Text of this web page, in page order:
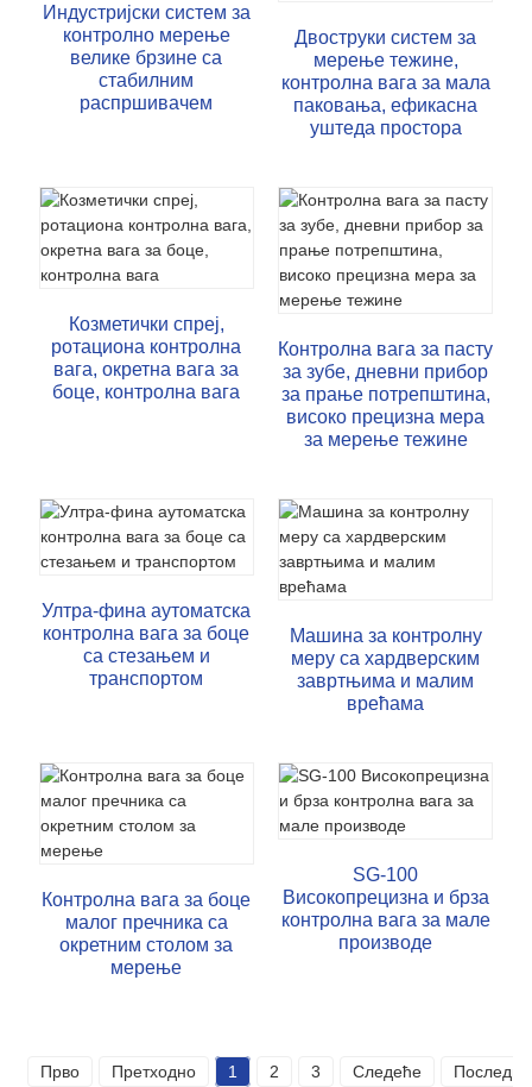
Индустријски систем за
контролно мерење
велике брзине са
стабилним
распршивачем
Двоструки систем за
мерење тежине,
контролна вага за мала
паковања, ефикасна
уштеда простора
Козметички спреј,
ротациона контролна
вага, окретна вага за
боце, контролна вага
Контролна вага за пасту
за зубе, дневни прибор
за прање потрепштина,
високо прецизна мера
за мерење тежине
Ултра-фина аутоматска
контролна вага за боце
са стезањем и
транспортом
Машина за контролну
меру са хардверским
завртњима и малим
врећама
Контролна вага за боце
малог пречника са
окретним столом за
мерење
SG-100
Високопрецизна и брза
контролна вага за мале
производе
Прво Претходно 1 2 3 Следеће